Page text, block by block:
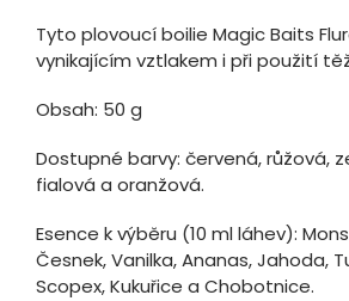
Tyto plovoucí boilie Magic Baits
vynikajícím vztlakem i při použití
Obsah: 50 g
Dostupné barvy: červená, růžová,
fialová a oranžová.
Esence k výběru (10 ml láhev):
Česnek, Vanilka, Ananas, Jahoda,
Scopex, Kukuřice a Chobotnice.